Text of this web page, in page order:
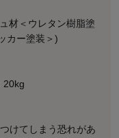
材＜ウレタン樹脂塗
カー塗装＞)
20kg
けてしまう恐れがあ